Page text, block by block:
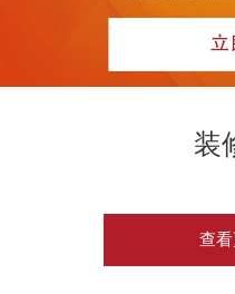
装
查